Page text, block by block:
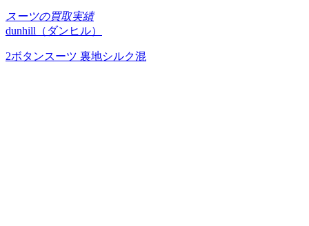
スーツの買取実績
dunhill（ダンヒル）
2ボタンスーツ 裏地シルク混